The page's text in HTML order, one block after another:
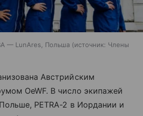
— LunAres, Польша источник: Члены
Австрийским
OeWF. В число экипажей
PETRA-2 в Иордании и